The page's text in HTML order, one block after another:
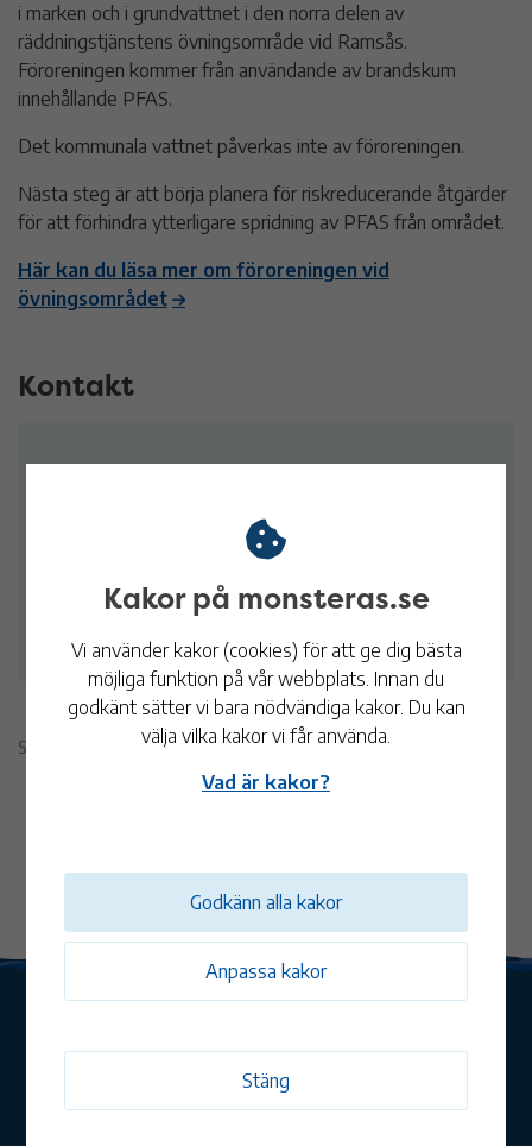
i marken och i grundvattnet i den norra delen av
räddningstjänstens övningsområde vid Ramsås.
Föroreningen kommer från användande av brandskum
innehållande PFAS.
Det kommunala vattnet påverkas inte av föroreningen.
Nästa steg är att börja planera för riskreducerande åtgärder
för att förhindra ytterligare spridning av PFAS från området.
Här kan du läsa mer om föroreningen vid
övningsområdet
Kontakt
E-post
Sidan publicerades 26 januari 2024
Kakor på monsteras.se
Vi använder kakor (cookies) för att ge dig bästa
möjliga funktion på vår webbplats. Innan du
godkänt sätter vi bara nödvändiga kakor. Du kan
välja vilka kakor vi får använda.
Vad är kakor?
Anpassa kakor
Stäng
Godkänn alla kakor